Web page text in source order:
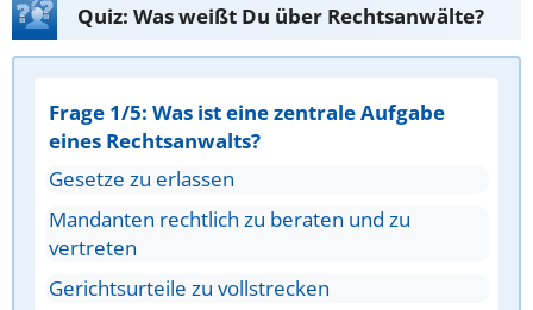
Quiz: Was weißt Du über Rechtsanwälte?
Frage 1/5: Was ist eine zentrale Aufgabe
eines Rechtsanwalts?
Gesetze zu erlassen
Mandanten rechtlich zu beraten und zu
vertreten
Gerichtsurteile zu vollstrecken